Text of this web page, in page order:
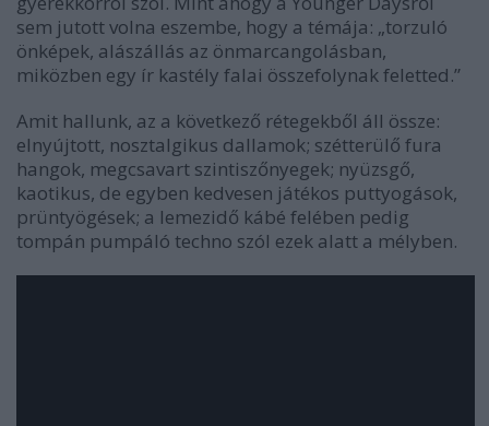
sem jutott volna eszembe, hogy a témája: „torzuló
önképek, alászállás az önmarcangolásban,
miközben egy ír kastély falai összefolynak feletted.”
Amit hallunk, az a következő rétegekből áll össze:
elnyújtott, nosztalgikus dallamok; szétterülő fura
hangok, megcsavart szintiszőnyegek; nyüzsgő,
kaotikus, de egyben kedvesen játékos puttyogások,
prüntyögések; a lemezidő kábé felében pedig
tompán pumpáló techno szól ezek alatt a mélyben.